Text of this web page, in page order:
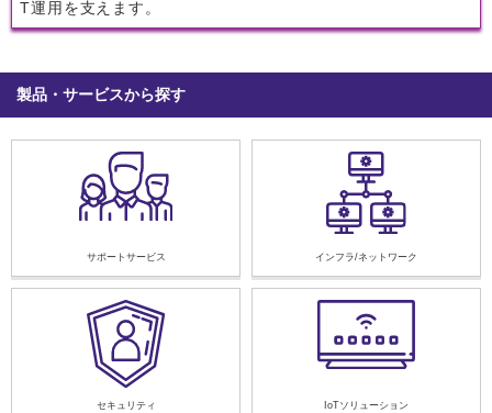
T運用を支えます。
製品・サービスから探す
サポートサービス インフラ/ネットワーク
セキュリティ IoTソリューション